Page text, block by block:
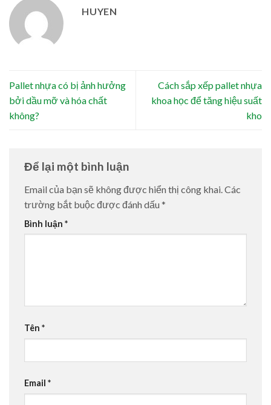
HUYEN
Pallet nhựa có bị ảnh hưởng
bởi dầu mỡ và hóa chất
không?
Cách sắp xếp pallet nhựa
khoa học để tăng hiệu suất
kho
Để lại một bình luận
Email của bạn sẽ không được hiển thị công khai. Các
trường bắt buộc được đánh dấu *
Bình luận *
Tên *
Email *